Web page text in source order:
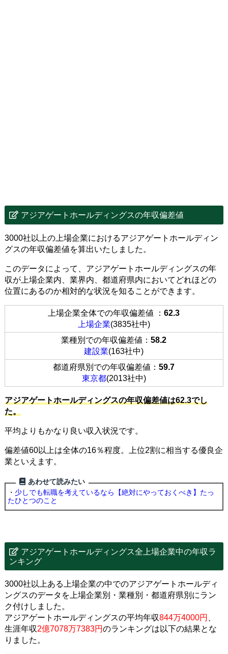
アジアゲートホールディングスの年収偏差値
3000社以上の上場企業におけるアジアゲートホールディン
グスの年収偏差値を算出いたしました。
このデータによって、アジアゲートホールディングスの年
収が上場企業内、業界内、都道府県内においてどれほどの
位置にあるのか相対的な状況を知ることができます。
上場企業全体での年収偏差値 ：62.3
上場企業(3835社中)
業種別での年収偏差値：58.2
建設業(163社中)
都道府県別での年収偏差値：59.7
東京都(2013社中)
アジアゲートホールディングスの年収偏差値は62.3でし
た。
平均よりもかなり良い収入状況です。
偏差値60以上は全体の16％程度。上位2割に相当する優良企
業といえます。
あわせて読みたい
・ 少しでも転職を考えているなら【絶対にやっておくべき】たっ
たひとつのこと
アジアゲートホールディングス全上場企業中の年収ラ
ンキング
3000社以上ある上場企業の中でのアジアゲートホールディ
ングスのデータを上場企業別・業種別・都道府県別にラン
ク付けしました。
アジアゲートホールディングスの平均年収844万4000円
生涯年収2億7078万7383円のランキングは以下の結果とな
りました。